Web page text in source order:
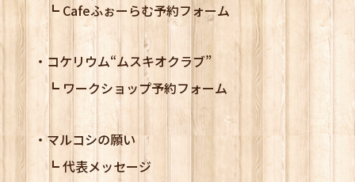
Cafeふぉーらむ予約フォーム
コケリウム“ムスキオクラブ”
ワークショップ予約フォーム
マルコシの願い
代表メッセージ